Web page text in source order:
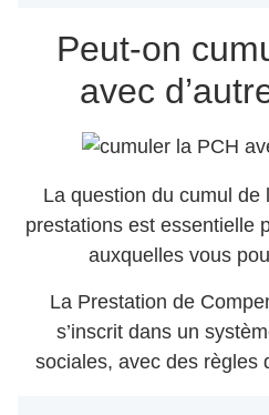
Peut-on
avec
La question du cumul de
prestations est essentielle
auxquelles vous
La Prestation de
s’inscrit dans un
sociales, avec des règles